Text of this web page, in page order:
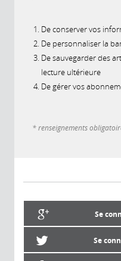
De conserver vos
De personnaliser la
De sauvegarder des
lecture ultérieure
De gérer vos
* renseignements
Se
Se